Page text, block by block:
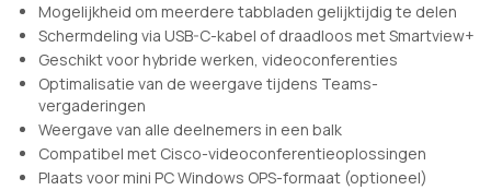
Mogelijkheid om meerdere tabbladen gelijktijdig te delen
Schermdeling via USB-C-kabel of draadloos met Smartview+
Geschikt voor hybride werken, videoconferenties
Optimalisatie van de weergave tijdens Teams-
vergaderingen
Weergave van alle deelnemers in een balk
Compatibel met Cisco-videoconferentieoplossingen
Plaats voor mini PC Windows OPS-formaat (optioneel)